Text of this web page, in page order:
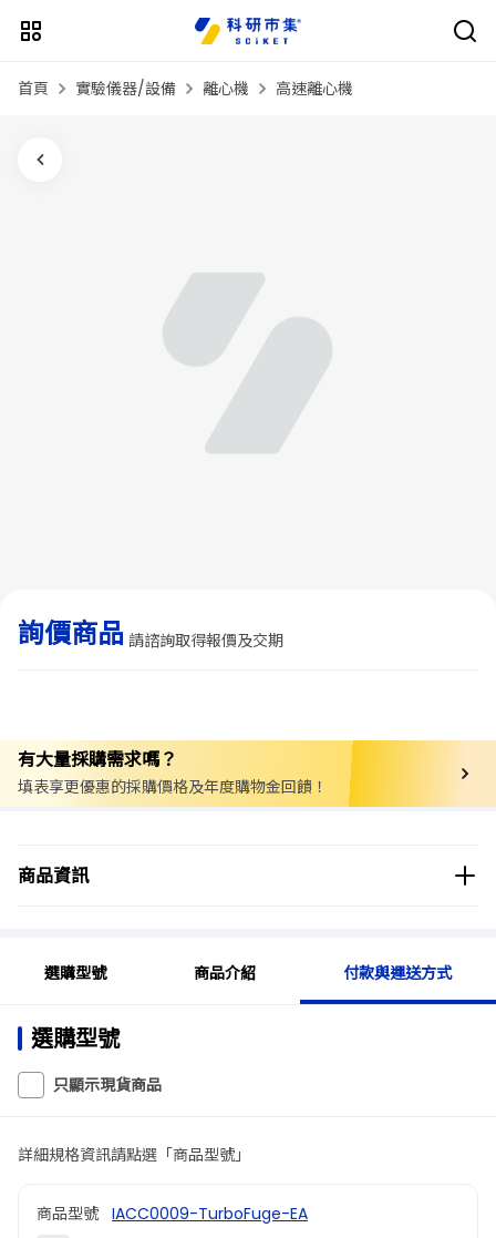
首頁 實驗儀器/設備 離心機 高速離心機
詢價商品 請諮詢取得報價及交期
有大量採購需求嗎？
填表享更優惠的採購價格及年度購物金回饋！
商品資訊
商品分類
選購型號 商品介紹 付款與運送方式
選購型號
只顯示現貨商品
詳細規格資訊請點選「商品型號」
商品型號 IACC0009-TurboFuge-EA